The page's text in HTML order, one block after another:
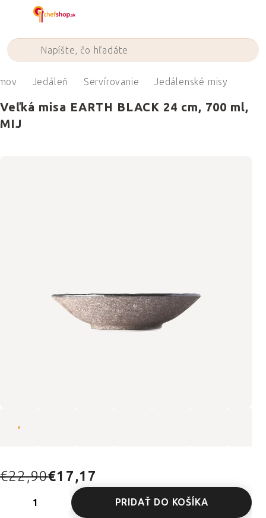
Jedáleň Servírovanie Jedálenské misy
Veľká misa EARTH BLACK 24 cm, 700 ml,
MIJ
€22,90€17,17
PRIDAŤ DO KOŠÍKA